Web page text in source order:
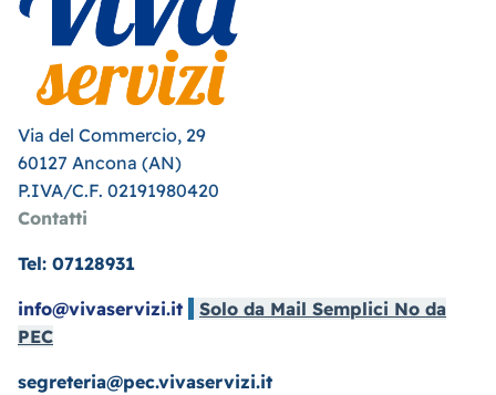
Via del Commercio, 29
60127 Ancona (AN)
P.IVA/C.F. 02191980420
Contatti
Tel: 07128931
info@vivaservizi.it
Solo da Mail Semplici No da
PEC
segreteria@pec.vivaservizi.it